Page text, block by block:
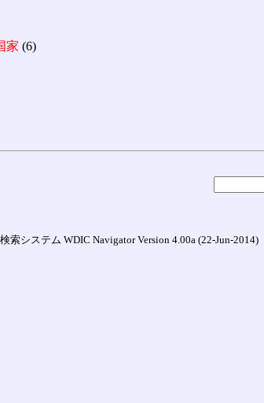
家 (6)
索システム WDIC Navigator Version 4.00a (22-Jun-2014)